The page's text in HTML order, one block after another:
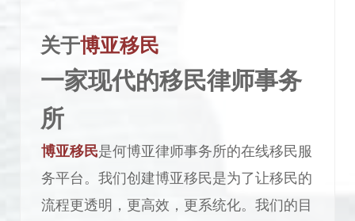
关于博亚移民
一家现代的移民律师事务
所
博亚移民是何博亚律师事务所的在线移民服
务平台。我们创建博亚移民是为了让移民的
流程更透明，更高效，更系统化。我们的目